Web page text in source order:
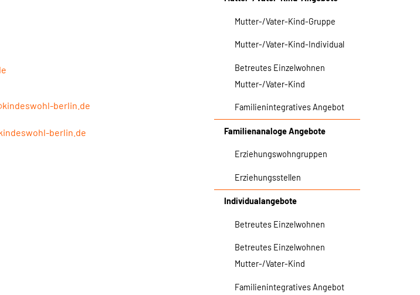
berlin.de
berlin.de
Mutter-/Vater-Kind-Gruppe
Mutter-/Vater-Kind-Individual
Betreutes Einzelwohnen
Mutter-/Vater-Kind
Familienintegratives Angebot
Familienanaloge Angebote
Erziehungswohngruppen
Erziehungsstellen
Individualangebote
Betreutes Einzelwohnen
Betreutes Einzelwohnen
Mutter-/Vater-Kind
Familienintegratives Angebot